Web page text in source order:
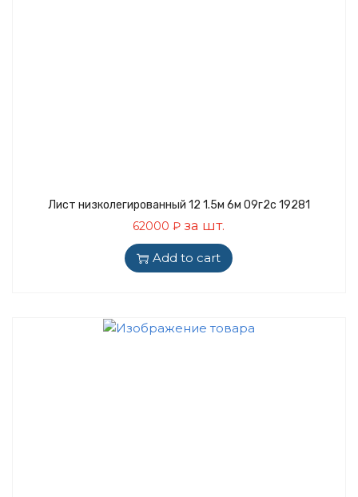
Лист низколегированный 12 1.5м 6м 09г2с 19281
62000₽ за шт.
Add to cart